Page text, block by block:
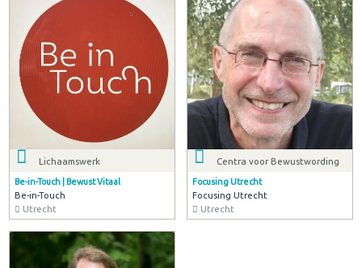
Lichaamswerk
Be-in-Touch | Bewust Vitaal
Be-in-Touch
Utrecht
Centra voor Bewustwording
Focusing Utrecht
Focusing Utrecht
Utrecht